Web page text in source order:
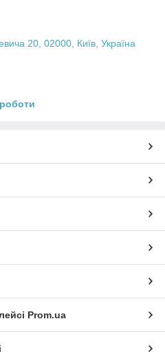
20, 02000, Київ, Україна
Prom.ua